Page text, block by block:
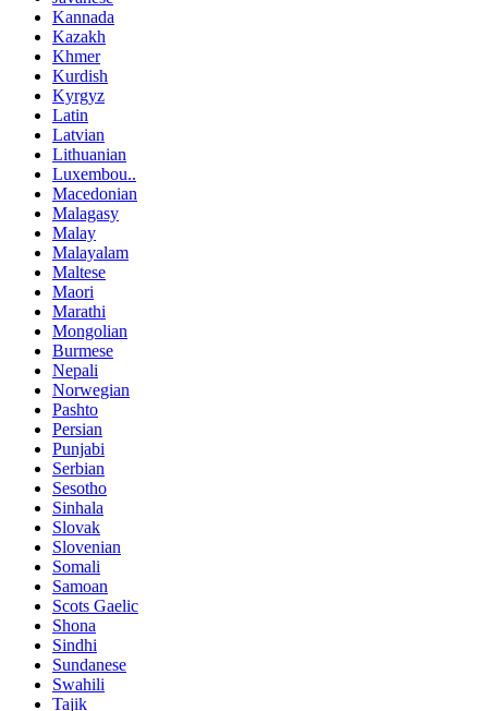
Kannada
Kazakh
Khmer
Kurdish
Kyrgyz
Latin
Latvian
Lithuanian
Luxembou..
Macedonian
Malagasy
Malay
Malayalam
Maltese
Maori
Marathi
Mongolian
Burmese
Nepali
Norwegian
Pashto
Persian
Punjabi
Serbian
Sesotho
Sinhala
Slovak
Slovenian
Somali
Samoan
Scots Gaelic
Shona
Sindhi
Sundanese
Swahili
Tajik